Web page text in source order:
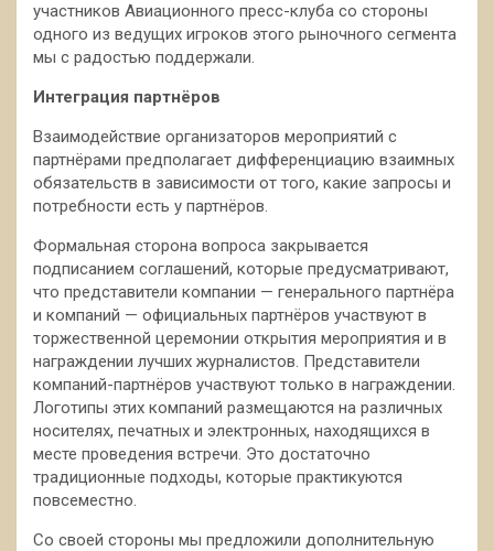
участников Авиационного пресс-клуба со стороны
одного из ведущих игроков этого рыночного сегмента
мы с радостью поддержали.
Интеграция партнёров
Взаимодействие организаторов мероприятий с
партнёрами предполагает дифференциацию взаимных
обязательств в зависимости от того, какие запросы и
потребности есть у партнёров.
Формальная сторона вопроса закрывается
подписанием соглашений, которые предусматривают,
что представители компании — генерального партнёра
и компаний — официальных партнёров участвуют в
торжественной церемонии открытия мероприятия и в
награждении лучших журналистов. Представители
компаний-партнёров участвуют только в награждении.
Логотипы этих компаний размещаются на различных
носителях, печатных и электронных, находящихся в
месте проведения встречи. Это достаточно
традиционные подходы, которые практикуются
повсеместно.
Со своей стороны мы предложили дополнительную